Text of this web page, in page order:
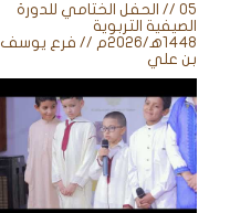
05 // الحفل الختامي للدورة
الصيفية التربوية
1448ه‍/2026م // فرع يوسف
بن علي